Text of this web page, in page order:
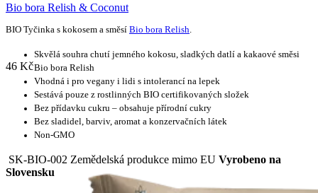
Bio bora Relish & Coconut
BIO Tyčinka s kokosem a směsí Bio bora Relish
Skvělá souhra chutí jemného kokosu, sladkých datlí a kakaové směsi
Bio bora Relish
Vhodná i pro vegany i lidi s intolerancí na lepek
Sestává pouze z rostlinných BIO certifikovaných složek
Bez přídavku cukru – obsahuje přírodní cukry
Bez sladidel, barviv, aromat a konzervačních látek
Non-GMO
SK-BIO-002 Zemědelská produkce mimo EU Vyrobeno na
Slovensku
46 Kč